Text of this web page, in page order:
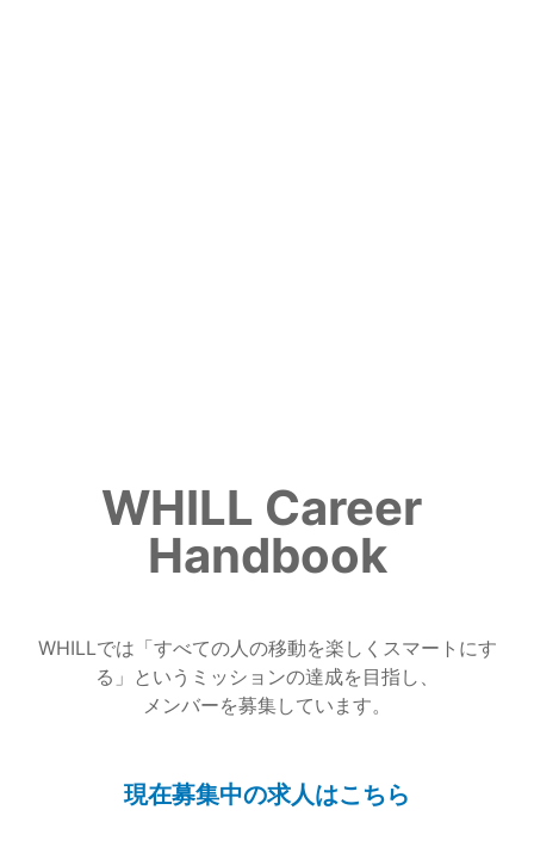
WHILL Career
Handbook
WHILLでは「すべての人の移動を楽しくスマートにす
る」というミッションの達成を目指し、
メンバーを募集しています。
現在募集中の求人はこちら